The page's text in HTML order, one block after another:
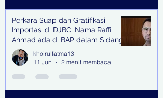
Perkara Suap dan Gratifikasi
Importasi di DJBC, Nama Raffi
Ahmad ada di BAP dalam Sidang
khoirulfatma13
11 Jun
2 menit membaca